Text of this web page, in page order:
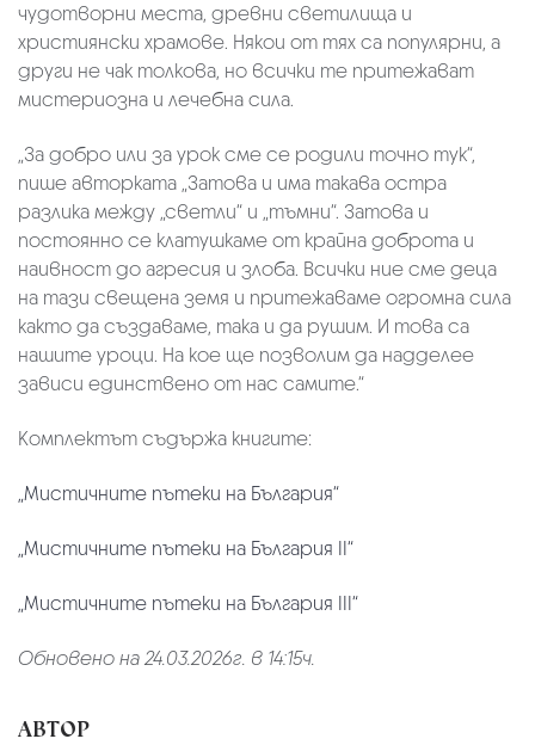
чудотворни места, древни светилища и
християнски храмове. Някои от тях са популярни, а
други не чак толкова, но всички те притежават
мистериозна и лечебна сила.
„За добро или за урок сме се родили точно тук“,
пише авторката „Затова и има такава остра
разлика между „светли“ и „тъмни“. Затова и
постоянно се клатушкаме от крайна доброта и
наивност до агресия и злоба. Всички ние сме деца
на тази свещена земя и притежаваме огромна сила
както да създаваме, така и да рушим. И това са
нашите уроци. На кое ще позволим да надделее
зависи единствено от нас самите.“
Комплектът съдържа книгите:
„Мистичните пътеки на България“
„Мистичните пътеки на България II“
„Мистичните пътеки на България III“
Обновено на 24.03.2026г. в 14:15ч.
АВТОР